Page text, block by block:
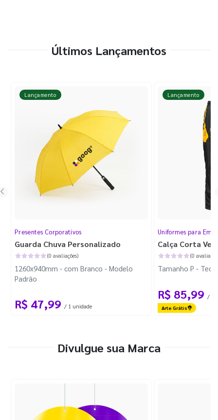
Últimos Lançamentos
Lançamento
Presentes Corporativos
Guarda Chuva Personalizado
(0 avaliações)
1260x940mm - com Branco - Modelo
Padrão
R$ 47,99 / 1 unidade
Lançamento
Uniformes para
Calça Corta
(0
Tamanho P -
R$ 85,99 / 1
Arte Grátis
Divulgue sua Marca